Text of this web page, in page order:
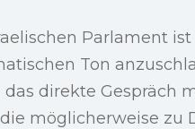
Parlament
Ton
direkte Gespräch
möglicherweise zu